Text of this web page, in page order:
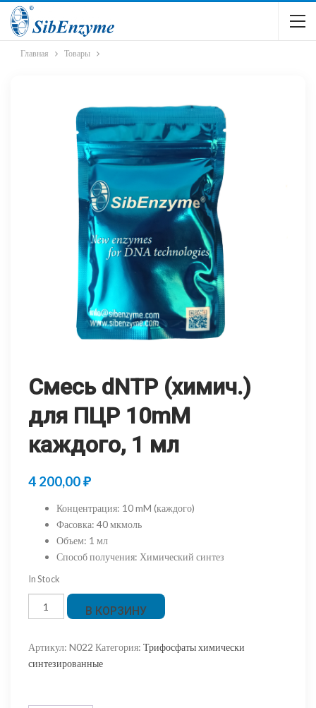
Главная Товары
Смесь dNTP (химич.)
для ПЦР 10mM
каждого, 1 мл
4 200,00₽
Концентрация: 10 mM (каждого)
Фасовка: 40 мкмоль
Объем: 1 мл
Способ получения: Химический синтез
In Stock
Количество
товара
dNTP
(химич.)
В КОРЗИНУ
Артикул: N022 Категория: Трифосфаты химически
синтезированные